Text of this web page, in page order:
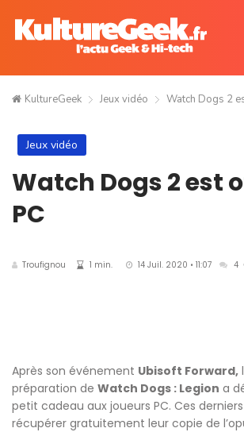
KultureGeek Jeux vidéo Watch Dogs 2
Jeux vidéo
Watch Dogs 2 est
PC
Troufignou 1 min. 14 Juil. 2020 • 11:07 4
Après son événement Ubisoft Forward,
préparation de Watch Dogs : Legion a
petit cadeau aux joueurs PC. Ces
récupérer gratuitement leur copie de